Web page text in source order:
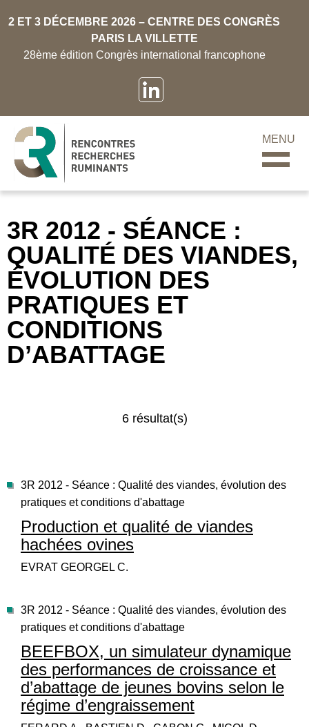
2 ET 3 DÉCEMBRE 2026 – CENTRE DES CONGRÈS
PARIS LA VILLETTE
28ème édition Congrès international francophone
MENU
3R 2012 - SÉANCE :
QUALITÉ DES VIANDES,
ÉVOLUTION DES
PRATIQUES ET
CONDITIONS
D’ABATTAGE
6 résultat(s)
3R 2012 - Séance : Qualité des viandes, évolution des
pratiques et conditions d'abattage
Production et qualité de viandes
hachées ovines
EVRAT GEORGEL C.
3R 2012 - Séance : Qualité des viandes, évolution des
pratiques et conditions d'abattage
BEEFBOX, un simulateur dynamique
des performances de croissance et
d’abattage de jeunes bovins selon le
régime d’engraissement